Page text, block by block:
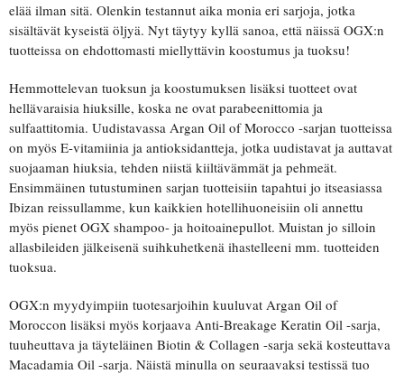
elää ilman sitä. Olenkin testannut aika monia eri sarjoja, jotka
sisältävät kyseistä öljyä. Nyt täytyy kyllä sanoa, että näissä OGX:n
tuotteissa on ehdottomasti miellyttävin koostumus ja tuoksu!
Hemmottelevan tuoksun ja koostumuksen lisäksi tuotteet ovat
hellävaraisia hiuksille, koska ne ovat parabeenittomia ja
sulfaattitomia. Uudistavassa Argan Oil of Morocco -sarjan tuotteissa
on myös E-vitamiinia ja antioksidantteja, jotka uudistavat ja auttavat
suojaaman hiuksia, tehden niistä kiiltävämmät ja pehmeät.
Ensimmäinen tutustuminen sarjan tuotteisiin tapahtui jo itseasiassa
Ibizan reissullamme, kun kaikkien hotellihuoneisiin oli annettu
myös pienet OGX shampoo- ja hoitoainepullot. Muistan jo silloin
allasbileiden jälkeisenä suihkuhetkenä ihastelleeni mm. tuotteiden
tuoksua.
OGX:n myydyimpiin tuotesarjoihin kuuluvat Argan Oil of
Moroccon lisäksi myös korjaava Anti-Breakage Keratin Oil -sarja,
tuuheuttava ja täyteläinen Biotin & Collagen -sarja sekä kosteuttava
Macadamia Oil -sarja. Näistä minulla on seuraavaksi testissä tuo